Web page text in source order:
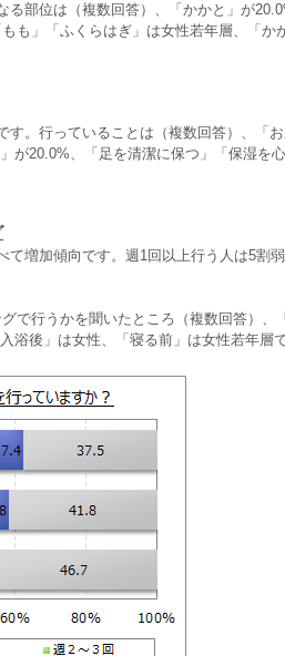
部位は（複数回答）、「かかと」が
も」「ふくらはぎ」は女性若年層、「か
。行っていることは（複数回答）、「お
が20.0%、「足を清潔に保つ」「保湿を
増加傾向です。週1回以上行う人は5割
で行うかを聞いたところ（複数回答）、
浴後」は女性、「寝る前」は女性若年層